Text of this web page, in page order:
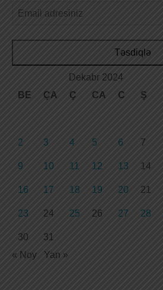
Təsdiqlə
Dekabr 2024
BE
ÇA Ç CA C Ş
2 3 4 5 6 7
9 10 11 12 13 14
16 17 18 19 20 21
23 24 25 26 27 28
30
31
« Noy
Yan »